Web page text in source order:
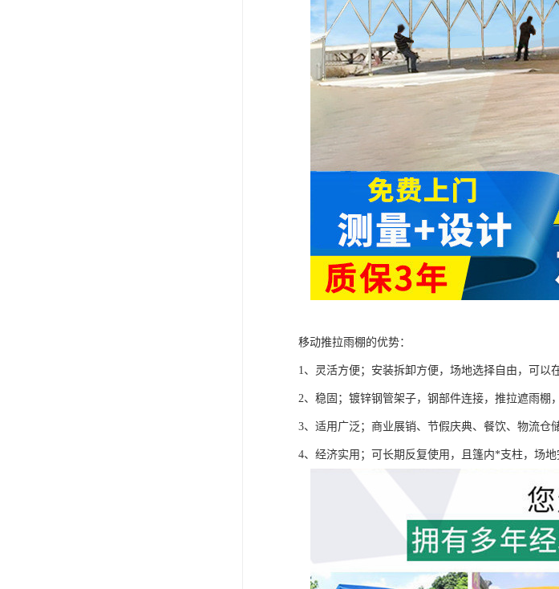
移动推拉雨棚的优势：
1、灵活方便；安装拆卸方便，场地选择自由，可以
2、稳固；镀锌钢管架子，钢部件连接，推拉遮雨棚
3、适用广泛；商业展销、节假庆典、餐饮、物流仓
4、经济实用；可长期反复使用，且篷内*支柱，场地